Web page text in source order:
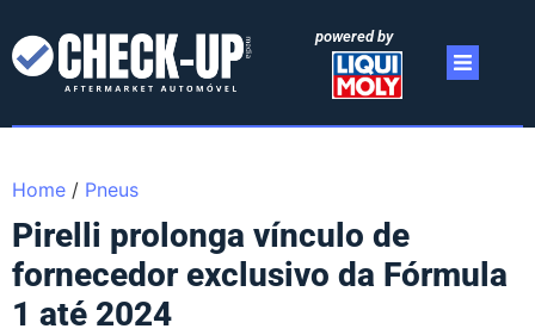
powered by
Home / Pneus
Pirelli prolonga vínculo de
fornecedor exclusivo da Fórmula
1 até 2024